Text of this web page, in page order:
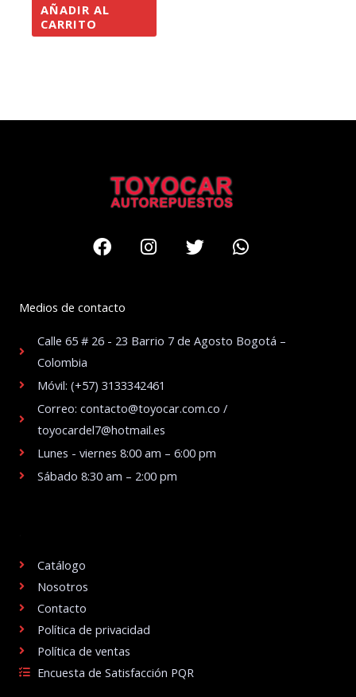
AÑADIR AL
CARRITO
FacebookInstagram
TwitterWhatsapp
Medios de contacto
Calle 65 # 26 - 23 Barrio 7 de Agosto Bogotá –
Colombia
Móvil: (+57) 3133342461
Correo: contacto@toyocar.com.co /
toyocardel7@hotmail.es
Lunes - viernes 8:00 am – 6:00 pm
Sábado 8:30 am – 2:00 pm
Catálogo
Nosotros
Contacto
Política de privacidad
Política de ventas
Encuesta de Satisfacción PQR